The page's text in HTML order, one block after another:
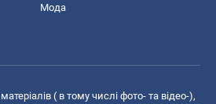
Мода
( в тому числі фото- та відео-),